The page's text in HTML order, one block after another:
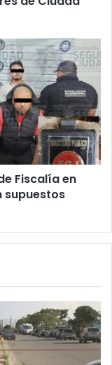
Fiscalía en
supuestos